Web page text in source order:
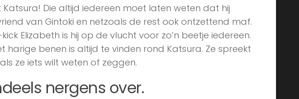
Die altijd iedereen moet laten weten dat hij
van Gintoki en netzoals de rest ook ontzettend maf.
Elizabeth is hij op de vlucht voor zo’n beetje iedereen.
harige benen is altijd te vinden rond Katsura. Ze spreekt
ze iets wilt weten of zeggen.
nergens over.